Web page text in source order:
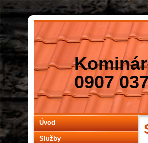
0907
Úvod
Služby